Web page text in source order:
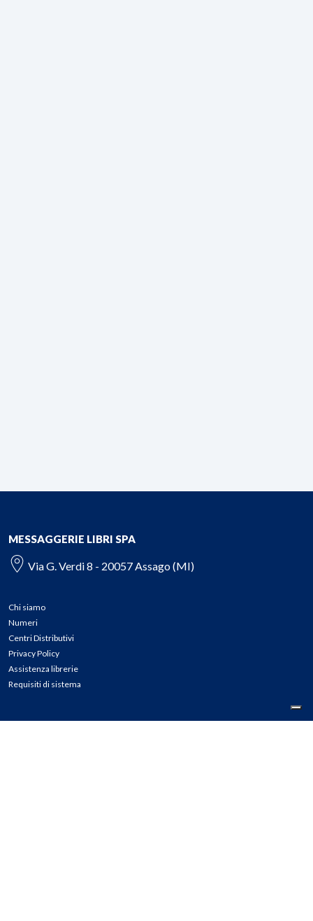
MESSAGGERIE LIBRI SPA
Via G. Verdi 8 - 20057 Assago (MI)
Chi siamo
Numeri
Centri Distributivi
Privacy Policy
Assistenza librerie
Requisiti di sistema
CONTATTI